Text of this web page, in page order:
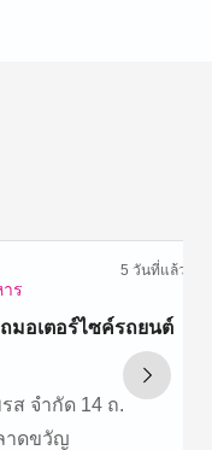
ร
5 วันที่แล้ว
มอเตอร์ไซค์รถยนต์
ส จำกัด 14 ถ.
าดขวัญ